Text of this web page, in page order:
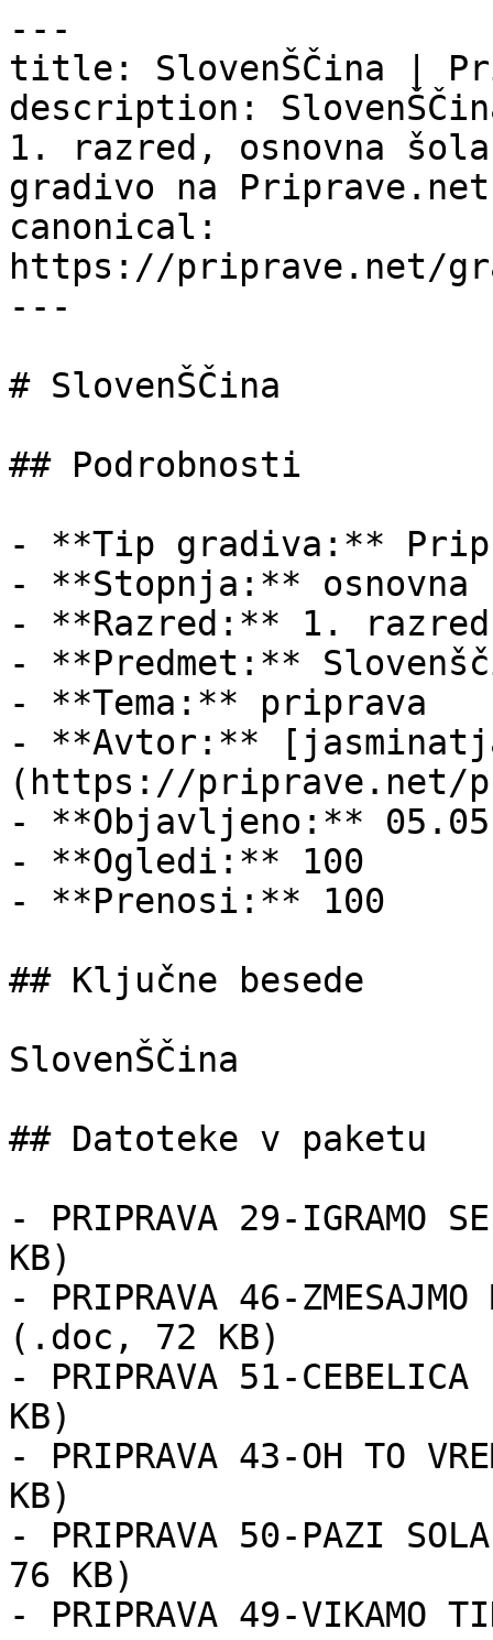
---
title: SlovenŠČina |
description:
1. razred, osnovna
gradivo na
canonical:
https://priprave.net/
---
# SlovenŠČina
## Podrobnosti
- **Tip gradiva:**
- **Stopnja:** osnovna
- **Razred:** 1. razred
- **Predmet:**
- **Tema:** priprava
- **Avtor:**
(https://priprave.net/
- **Objavljeno:**
- **Ogledi:** 100
- **Prenosi:** 100
## Ključne besede
SlovenŠČina
## Datoteke v paketu
- PRIPRAVA 29-IGRAMO
KB)
- PRIPRAVA 46-ZMESAJMO
(.doc, 72 KB)
- PRIPRAVA 51-
KB)
- PRIPRAVA 43-OH TO
KB)
- PRIPRAVA 50-PAZI
76 KB)
- PRIPRAVA 49-VIKAMO